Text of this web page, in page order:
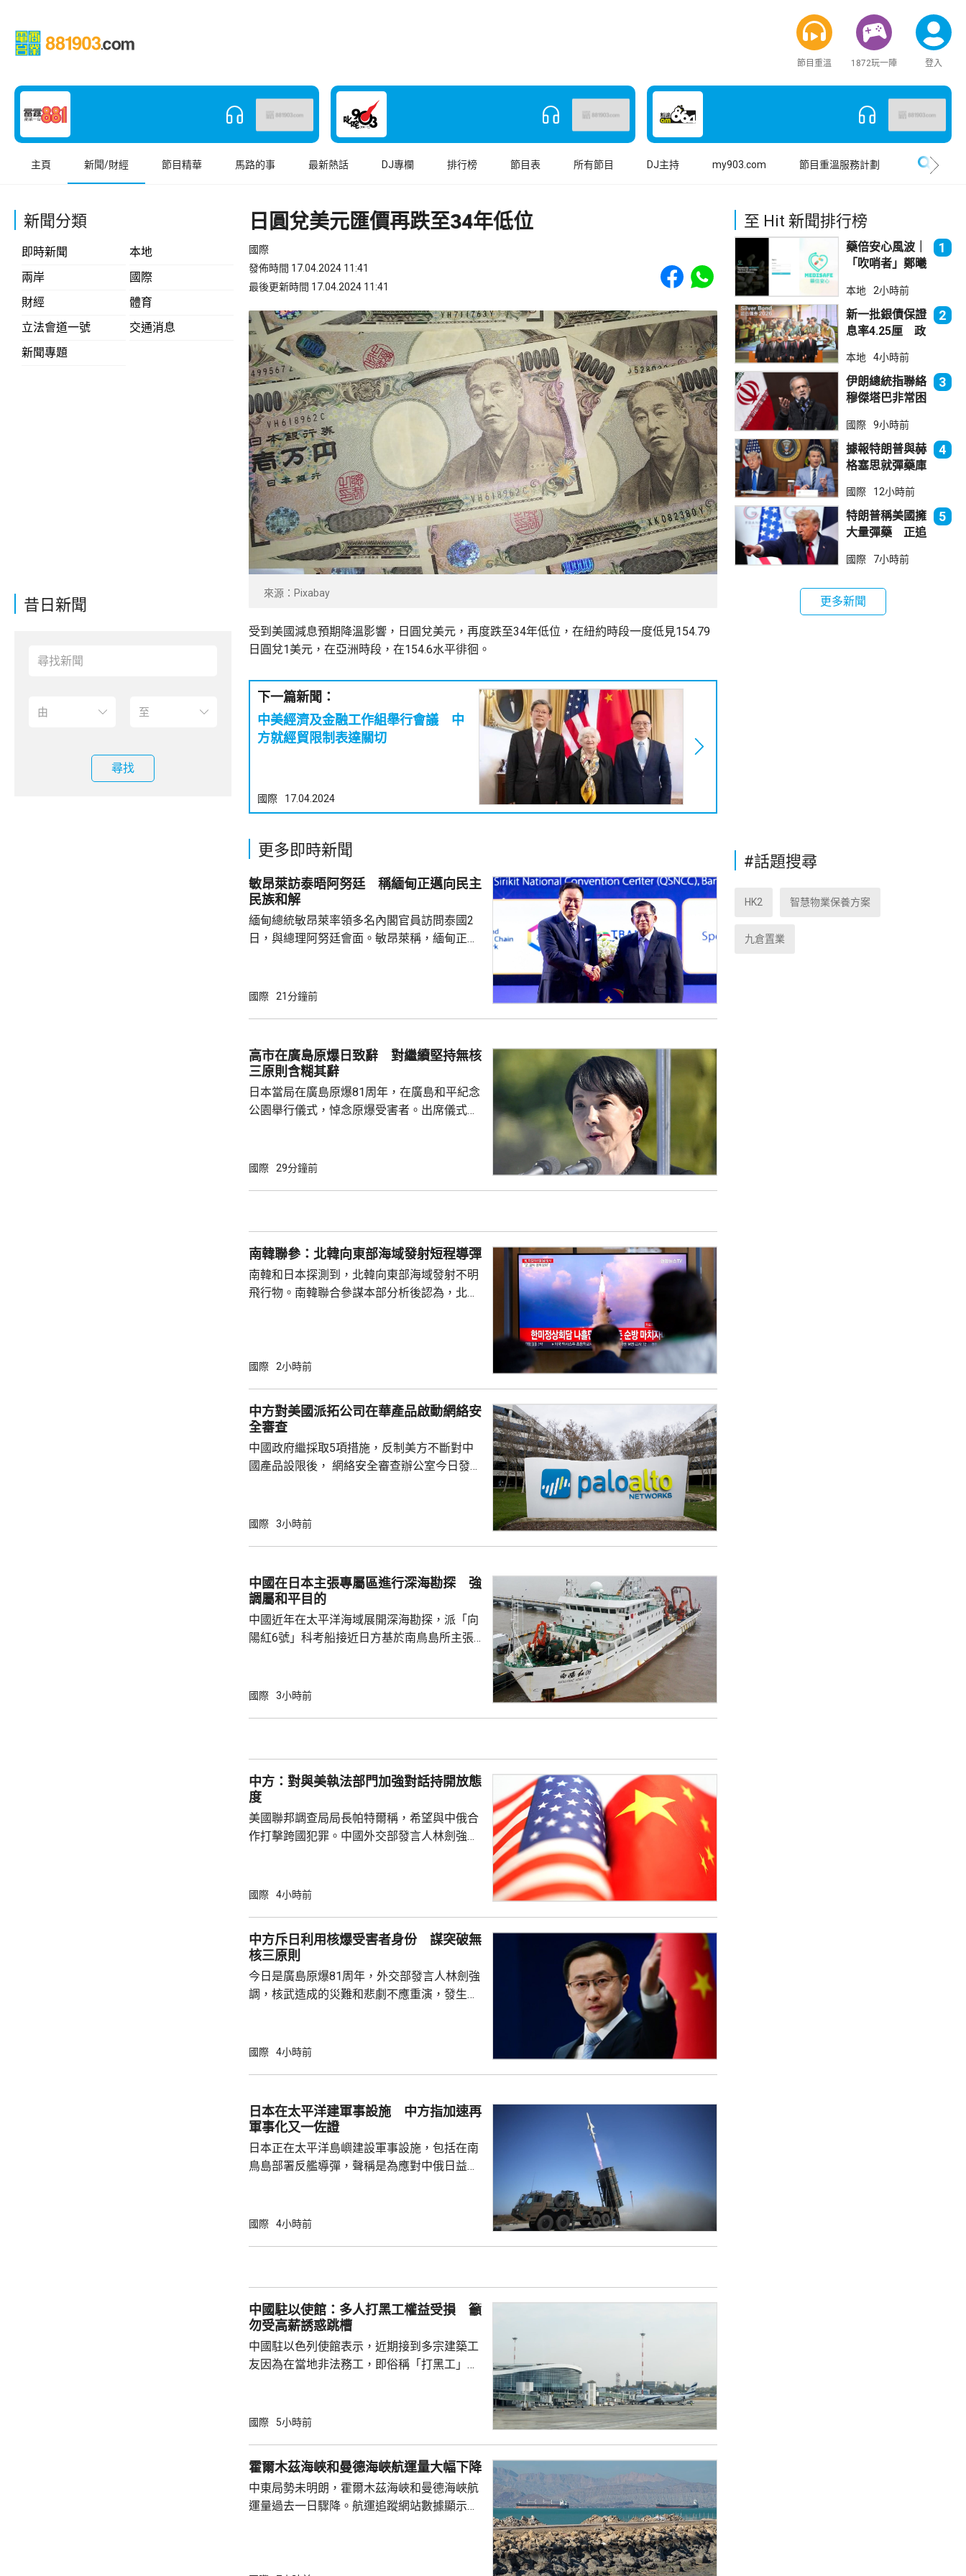
節目重溫 1872玩一陣 登入
主頁 新聞/財經 節目精華 馬路的事 最新熱話 DJ專欄 排行榜 節目表 所有節目 DJ主持 my903.com 節目重溫服務計劃
新聞分類
即時新聞
本地
兩岸
國際
財經
體育
立法會道一號
交通消息
新聞專題
昔日新聞
尋找
日圓兌美元匯價再跌至34年低位
國際
發佈時間 17.04.2024 11:41
最後更新時間 17.04.2024 11:41
Share to Facebook
Share to WhatsApp
來源：Pixabay
受到美國減息預期降溫影響，日圓兌美元，再度跌至34年低位，在紐約時段一度低見154.79
日圓兌1美元，在亞洲時段，在154.6水平徘徊。
下一篇新聞：
中美經濟及金融工作組舉行會議 中
方就經貿限制表達關切
國際 17.04.2024
更多即時新聞
敏昂萊訪泰晤阿努廷 稱緬甸正邁向民主
民族和解
緬甸總統敏昂萊率領多名內閣官員訪問泰國2
日，與總理阿努廷會面。敏昂萊稱，緬甸正重
關係，並尋求與東盟建立更良好關係。阿努廷
蓋緬甸籍勞工問題、流經兩國河流的水質管
理，以及太空觀測技術等。 今次是敏昂萊繼訪
問中國、印度和老撾後，近月出訪的第四個...
國際 21分鐘前
高市在廣島原爆日致辭 對繼續堅持無核
三原則含糊其辭
日本當局在廣島原爆81周年，在廣島和平紀念
公園舉行儀式，悼念原爆受害者。出席儀式的
為實現無核武世界而繼續不懈努力的使命。 不
持有關原則。 高市在儀式結束後的記者會亦拒
絕就修訂「安保三文件」時是否堅持...
國際 29分鐘前
南韓聯參：北韓向東部海域發射短程導彈
南韓和日本探測到，北韓向東部海域發射不明
飛行物。南韓聯合參謀本部分析後認為，北韓
年以來的第10次。美國與南韓今個月將舉行戰
為，北韓今次試射導彈是向美韓表達不滿，並
展示軍事威懾。
國際 2小時前
中方對美國派拓公司在華產品啟動網絡安
全審查
中國政府繼採取5項措施，反制美方不斷對中
國產品設限後， 網絡安全審查辦公室今日發公
公告指，為保障關鍵信息基礎設施安全穩定運
拓產品實施網絡安全審查。 商務部昨日宣布對
美國採取5項反制措施，包括加強無人機相關
國際 3小時前
中國在日本主張專屬區進行深海勘探 強
調屬和平目的
中國近年在太平洋海域展開深海勘探，派「向
陽紅6號」科考船接近日方基於南鳥島所主張
林劍回應說，中方開展的海洋科研活動服務是
平洋區域，林劍強調，中國一貫奉行防禦性國
防政策，中國軍艦在有關海域活動完全符...
國際 3小時前
中方：對與美執法部門加強對話持開放態
度
美國聯邦調查局局長帕特爾稱，希望與中俄合
作打擊跨國犯罪。中國外交部發言人林劍強
神，與美方開展執法領域合作。至於雙方是否
國際 4小時前
中方斥日利用核爆受害者身份 謀突破無
核三原則
今日是廣島原爆81周年，外交部發言人林劍強
調，核武造成的災難和悲劇不應重演，發生核
右翼勢力長期篡改歷史事實，政治利用「核爆
脫侵略罪責，執政當局近來更企圖整軍擴武，
尋求美國強化對日本的核保護、圖謀突破「無
核三原則」，首相官邸高官甚至叫囂謀...
國際 4小時前
日本在太平洋建軍事設施 中方指加速再
軍事化又一佐證
日本正在太平洋島嶼建設軍事設施，包括在南
鳥島部署反艦導彈，聲稱是為應對中俄日益頻
日方停止造謠抹黑，切實反躬自省，認真汲取
日不僅拒絕反省歷史，還故技重施，不斷炮製
周邊國家威脅等虛假敘事，掩蓋持續強軍擴...
國際 4小時前
中國駐以使館：多人打黑工權益受損 籲
勿受高薪誘惑跳槽
中國駐以色列使館表示，近期接到多宗建築工
友因為在當地非法務工，即俗稱「打黑工」，
政策要求和當地法律規定，簽訂正規勞務合
和高薪誘惑，輕易跳槽。 使館呼籲，要特別關
注以色列方面對「打黑工」行為，正採取越來
越嚴厲的清理整頓和打擊，凡被查處者均會...
國際 5小時前
霍爾木茲海峽和曼德海峽航運量大幅下降
中東局勢未明朗，霍爾木茲海峽和曼德海峽航
運量過去一日驟降。航運追蹤網站數據顯示，
至 Hit 新聞排行榜
藥倍安心風波｜
「吹哨者」鄭曦
進行刑事調查
1
本地 2小時前
新一批銀債保證
息率4.25厘 政
吸引力
2
本地 4小時前
伊朗總統指聯絡
穆傑塔巴非常困
製造分裂
3
國際 9小時前
據報特朗普與赫
格塞思就彈藥庫
4
國際 12小時前
特朗普稱美國擁
大量彈藥 正追
者」
5
國際 7小時前
更多新聞
#話題搜尋
HK2 智慧物業保養方案
九倉置業